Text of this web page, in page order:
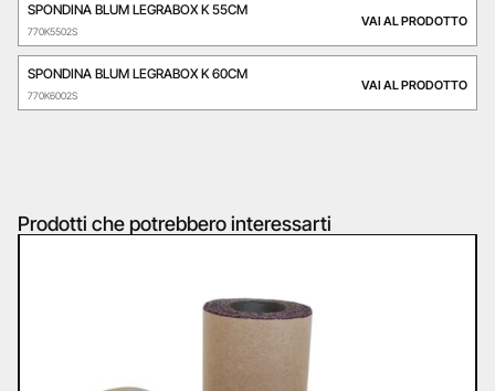
SPONDINA BLUM LEGRABOX K 55CM
770K5502S
VAI AL PRODOTTO
SPONDINA BLUM LEGRABOX K 60CM
770K6002S
VAI AL PRODOTTO
Prodotti che potrebbero interessarti